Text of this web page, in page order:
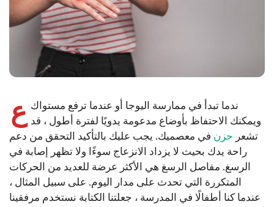
ع ندما تبدأ في ممارسة اليوجا أو عندما ترفع مستواك
ويمكنك الاحتفاظ بأوضاع مدعومة يدويًا لفترة أطول ، قد
تشعر حزن في معصميك. يجب عليك بالتأكيد التحقق من دعم
راحة يدك بحيث لا يزداد الانزعاج سوءًا ولا تظهر إصابة في
الرسغ. مفاصل الرسغ هي الأكثر عرضة للعديد من الحركات
المتكررة التي تحدث على مدار اليوم. على سبيل المثال ،
عندما كنا أطفالًا في المدرسة ، جعلتنا الكتابة نستخدم مرفقينا